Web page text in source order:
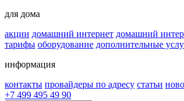
для дома
акции домашний интернет домашний
тарифы оборудование дополнительные
информация
контакты провайдеры по адресу статьи
+7 499 495 49 90